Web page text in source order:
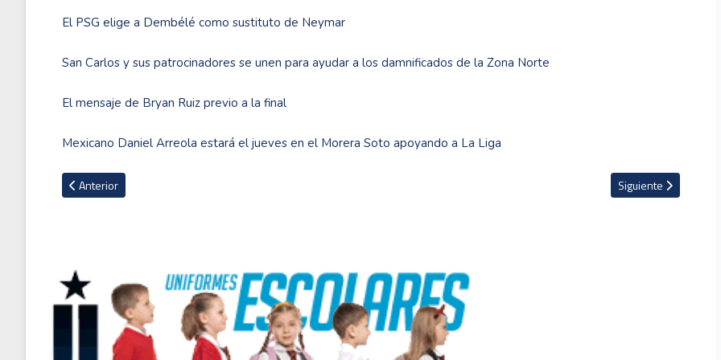
El PSG elige a Dembélé como sustituto de Neymar
San Carlos y sus patrocinadores se unen para ayudar a los damnificados de la Zona Norte
El mensaje de Bryan Ruiz previo a la final
Mexicano Daniel Arreola estará el jueves en el Morera Soto apoyando a La Liga
Artículo anterior: República Dominicana logra histórica clasificación al Mundial Sub-20 tras vencer a Jamaica (1-0)
Anterior Artículo siguiente: El
Siguiente